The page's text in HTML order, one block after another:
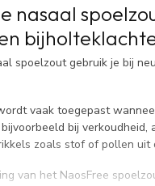
nasaal
spoelzout gebruik je bij
vaak toegepast
bij
zoals stof of pollen uit
van het NaosFree